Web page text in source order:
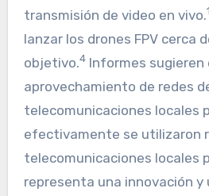
transmisión de video en vivo.
lanzar los drones FPV cerca
objetivo.4Informes sugieren
aprovechamiento de redes
telecomunicaciones locales
efectivamente se utilizaron
telecomunicaciones locales
representa una innovación y